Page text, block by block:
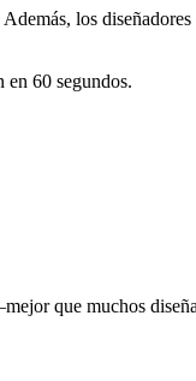
los
en 60 segundos.
que muchos